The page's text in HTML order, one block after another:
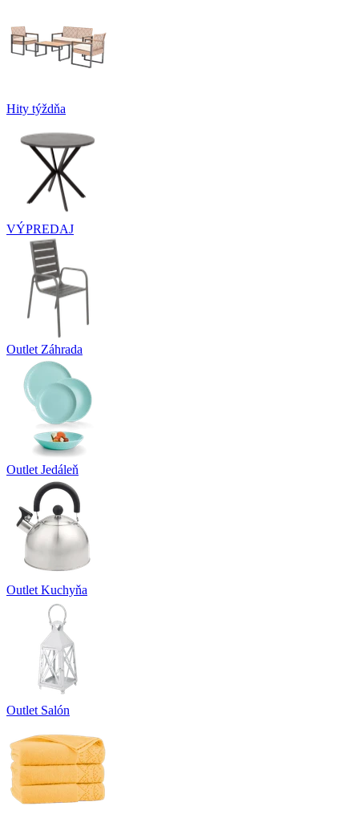
Hity týždňa
VÝPREDAJ
Outlet Záhrada
Outlet Jedáleň
Outlet Kuchyňa
Outlet Salón